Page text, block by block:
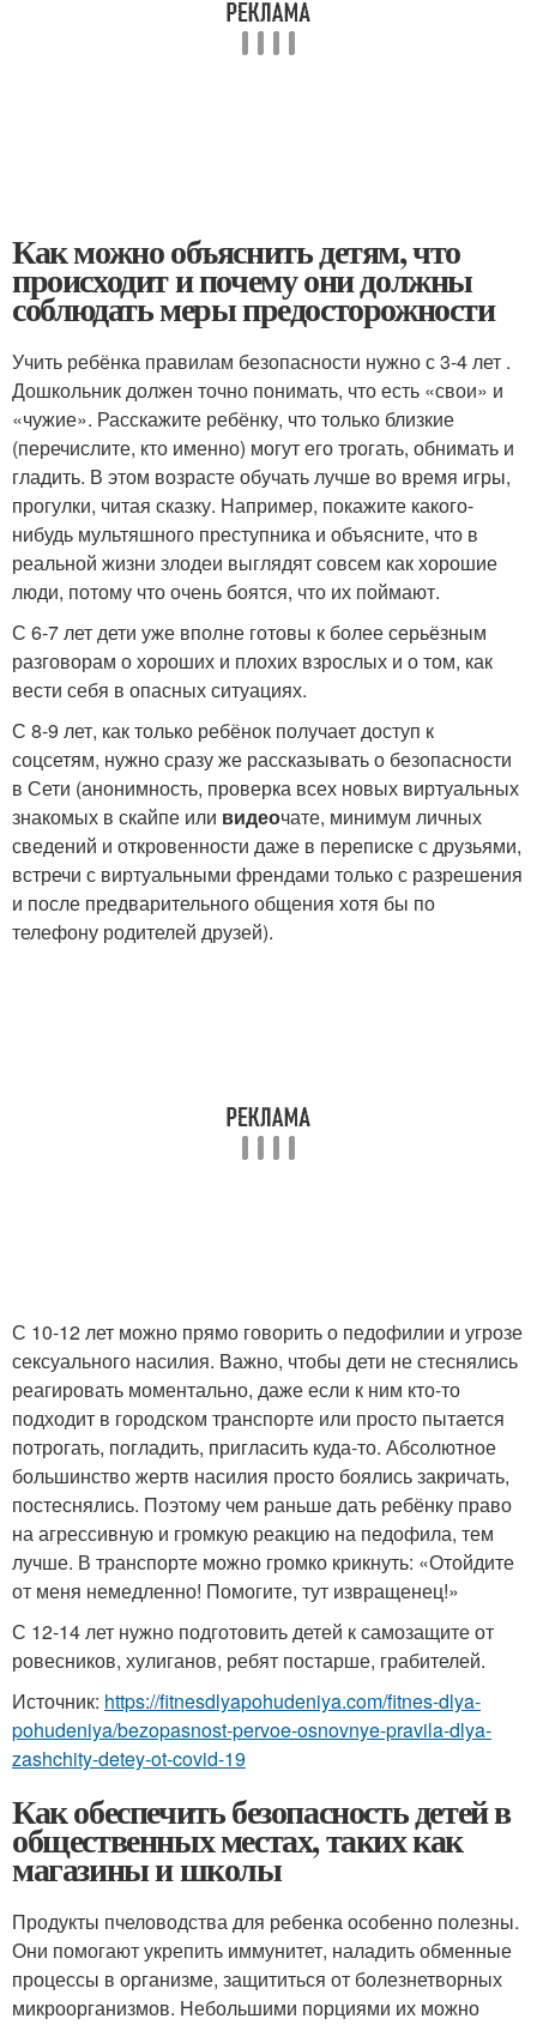
Как можно объяснить детям, что
происходит и почему они должны
соблюдать меры предосторожности
Учить ребёнка правилам безопасности нужно с 3-4 лет .
Дошкольник должен точно понимать, что есть «свои» и
«чужие». Расскажите ребёнку, что только близкие
(перечислите, кто именно) могут его трогать, обнимать и
гладить. В этом возрасте обучать лучше во время игры,
прогулки, читая сказку. Например, покажите какого-
нибудь мультяшного преступника и объясните, что в
реальной жизни злодеи выглядят совсем как хорошие
люди, потому что очень боятся, что их поймают.
С 6-7 лет дети уже вполне готовы к более серьёзным
разговорам о хороших и плохих взрослых и о том, как
вести себя в опасных ситуациях.
С 8-9 лет, как только ребёнок получает доступ к
соцсетям, нужно сразу же рассказывать о безопасности
в Сети (анонимность, проверка всех новых виртуальных
знакомых в скайпе или видеочате, минимум личных
сведений и откровенности даже в переписке с друзьями,
встречи с виртуальными френдами только с разрешения
и после предварительного общения хотя бы по
телефону родителей друзей).
С 10-12 лет можно прямо говорить о педофилии и угрозе
сексуального насилия. Важно, чтобы дети не стеснялись
реагировать моментально, даже если к ним кто-то
подходит в городском транспорте или просто пытается
потрогать, погладить, пригласить куда-то. Абсолютное
большинство жертв насилия просто боялись закричать,
постеснялись. Поэтому чем раньше дать ребёнку право
на агрессивную и громкую реакцию на педофила, тем
лучше. В транспорте можно громко крикнуть: «Отойдите
от меня немедленно! Помогите, тут извращенец!»
С 12-14 лет нужно подготовить детей к самозащите от
ровесников, хулиганов, ребят постарше, грабителей.
Источник: https://fitnesdlyapohudeniya.com/fitnes-dlya-
pohudeniya/bezopasnost-pervoe-osnovnye-pravila-dlya-
zashchity-detey-ot-covid-19
Как обеспечить безопасность детей в
общественных местах, таких как
магазины и школы
Продукты пчеловодства для ребенка особенно полезны.
Они помогают укрепить иммунитет, наладить обменные
процессы в организме, защититься от болезнетворных
микроорганизмов. Небольшими порциями их можно